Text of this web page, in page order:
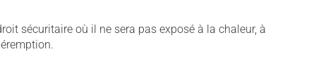
sécuritaire où il ne sera pas exposé à la chaleur, à